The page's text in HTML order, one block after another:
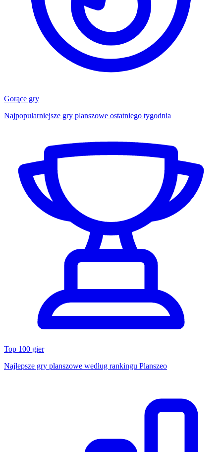
Gorące gry
Najpopularniejsze gry planszowe ostatniego tygodnia
Top 100 gier
Najlepsze gry planszowe według rankingu Planszeo